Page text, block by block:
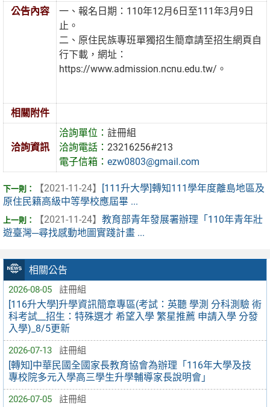
相關公告
2026-08-05 註冊組
[116升大學]升學資訊簡章專區(考試：英聽 學測 分科測驗 術
科考試__招生：特殊選才 希望入學 繁星推薦 申請入學 分發
入學)_8/5更新
2026-07-13 註冊組
[轉知]中華民國全國家長教育協會為辦理「116年大學及技
專校院多元入學高三學生升學輔導家長說明會」
2026-07-05 註冊組
公告內容
一、報名日期：110年12月6日至111年3月9日
止。
二、原住民族專班單獨招生簡章請至招生網頁自
行下載，網址：
https://www.admission.ncnu.edu.tw/。
相關附件
洽詢資訊
洽詢單位：註冊組
洽詢電話：23216256#213
電子信箱：ezw0803@gmail.com
【2021-11-24】
[111升大學]轉知111學年度離島地區及
原住民籍高級中等學校應屆畢 ...
【2021-11-24】 教育部青年發展署辦理「110年青年壯
遊臺灣─尋找感動地圖實踐計畫 ...